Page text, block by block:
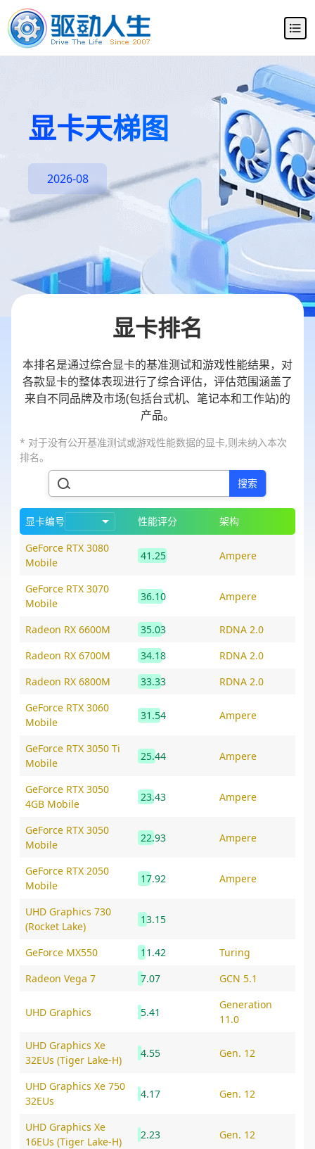
显卡天梯图
2026-08
显卡排名
本排名是通过综合显卡的基准测试和游戏性能结果，对
各款显卡的整体表现进行了综合评估，评估范围涵盖了
来自不同品牌及市场(包括台式机、笔记本和工作站)的
产品。
* 对于没有公开基准测试或游戏性能数据的显卡,则未纳入本次
排名。
搜索
显卡编号 性能评分
架构
GeForce RTX 3080
Mobile
41.25 Ampere
GeForce RTX 3070
Mobile
36.10 Ampere
Radeon RX 6600M 35.03
RDNA 2.0
Radeon RX 6700M
34.18
RDNA 2.0
Radeon RX 6800M
33.33
RDNA 2.0
GeForce RTX 3060
Mobile
31.54 Ampere
GeForce RTX 3050 Ti
Mobile
25.44 Ampere
GeForce RTX 3050
4GB Mobile
23.43 Ampere
GeForce RTX 3050
Mobile
22.93 Ampere
GeForce RTX 2050
Mobile
17.92 Ampere
UHD Graphics 730
(Rocket Lake)
13.15
GeForce MX550 11.42
Turing
Radeon Vega 7
7.07 GCN 5.1
UHD Graphics 5.41
Generation
11.0
UHD Graphics Xe
32EUs (Tiger Lake-H)
4.55 Gen. 12
UHD Graphics Xe 750
32EUs
4.17 Gen. 12
UHD Graphics Xe
16EUs (Tiger Lake-H)
2.23 Gen. 12